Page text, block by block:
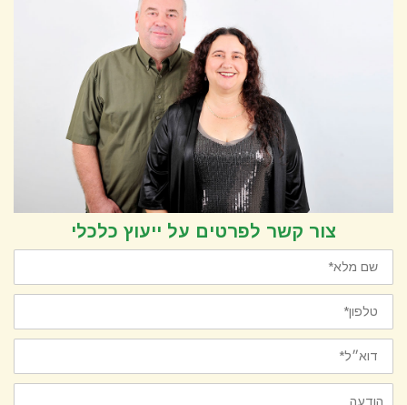
צור קשר לפרטים על ייעוץ כלכלי
הודעה